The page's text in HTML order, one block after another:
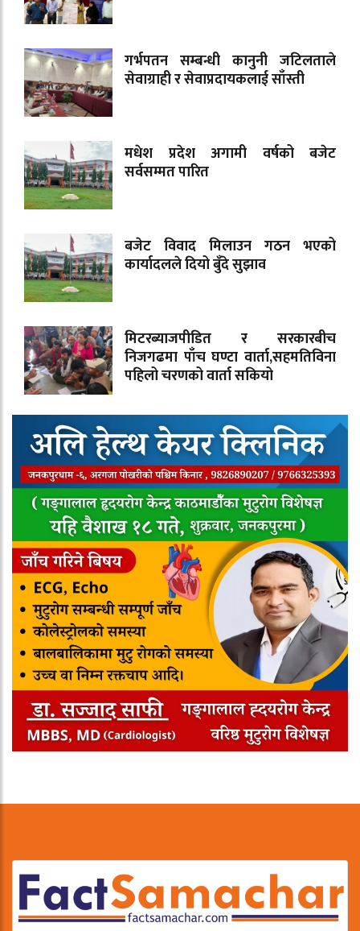
गर्भपतन सम्बन्धी कानुनी जटिलताले
सेवाग्राही र सेवाप्रदायकलाई साँस्ती
मधेश प्रदेश अगामी वर्षको बजेट
सर्वसम्मत पारित
बजेट विवाद मिलाउन गठन भएको
कार्यादलले दियो बुँदे सुझाव
मिटरब्याजपीडित र सरकारबीच
निजगढमा पाँच घण्टा वार्ता,सहमतिविना
पहिलो चरणको वार्ता सकियो